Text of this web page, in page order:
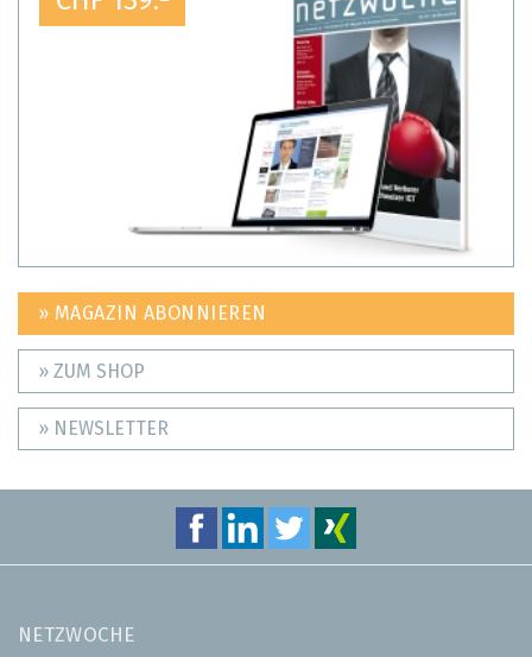
» MAGAZIN ABONNIEREN
» ZUM SHOP
» NEWSLETTER
NETZWOCHE